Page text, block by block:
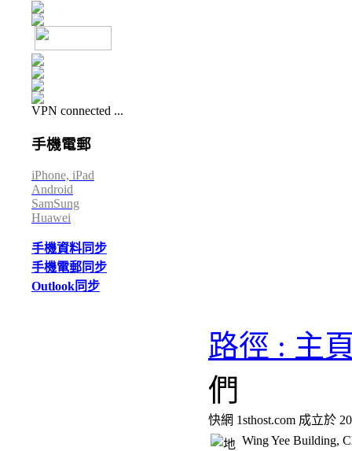
VPN connected ...
手機電郵
iPhone, iPad
Android
SamSung
Huawei
手機資料同步
手機電郵同步
Outlook同步
路徑 : 主
們
快網 1sthost.com 成立於
Wing Yee Building,